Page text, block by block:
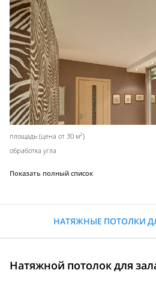
площадь (цена от 30 м2)
обработка угла
Показать полный список
НАТЯЖНЫЕ ПОТОЛКИ
Натяжной потолок для